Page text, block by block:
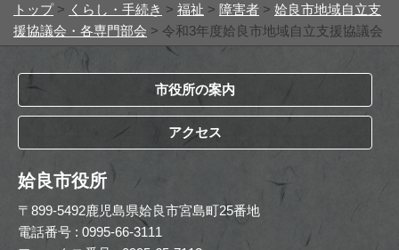
トップ> くらし・手続き > 福祉 > 障害者 > 姶良市地域自立支
援協議会・各専門部会 > 令和3年度姶良市地域自立支援協議会
市役所の案内
アクセス
姶良市役所
〒899-5492鹿児島県姶良市宮島町25番地
電話番号 : 0995-66-3111